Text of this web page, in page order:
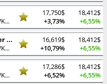
17,750$
18,412$
ISIN: CA32076V1031 | WKN: A0LHKJ
+3,73% +6,55%
Charttechnik fallender Keil 16,619$
18,412$
ISIN: CA32076V1031 | WKN: A0LHKJ
+10,79% +6,55%
17,286$
18,412$
ISIN: CA32076V1031 | WKN: A0LHKJ
+6,52% +6,55%